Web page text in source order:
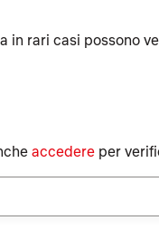
rari casi possono
accedere per